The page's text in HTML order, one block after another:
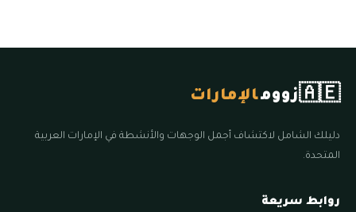
🇦🇪زوومالإمارات
دليلك الشامل لاكتشاف أجمل الوجهات والأنشطة في الإمارات العربية
المتحدة.
روابط سريعة